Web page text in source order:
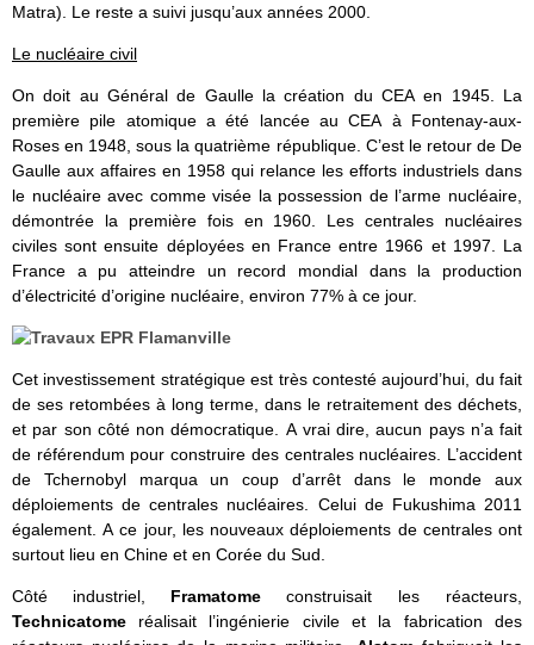
Matra). Le reste a suivi jusqu’aux années 2000.
Le nucléaire civil
On doit au Général de Gaulle la création du CEA en 1945. La
première pile atomique a été lancée au CEA à Fontenay-aux-
Roses en 1948, sous la quatrième république. C’est le retour de De
Gaulle aux affaires en 1958 qui relance les efforts industriels dans
le nucléaire avec comme visée la possession de l’arme nucléaire,
démontrée la première fois en 1960. Les centrales nucléaires
civiles sont ensuite déployées en France entre 1966 et 1997. La
France a pu atteindre un record mondial dans la production
d’électricité d’origine nucléaire, environ 77% à ce jour.
Cet investissement stratégique est très contesté aujourd’hui, du fait
de ses retombées à long terme, dans le retraitement des déchets,
et par son côté non démocratique. A vrai dire, aucun pays n’a fait
de référendum pour construire des centrales nucléaires. L’accident
de Tchernobyl marqua un coup d’arrêt dans le monde aux
déploiements de centrales nucléaires. Celui de Fukushima 2011
également. A ce jour, les nouveaux déploiements de centrales ont
surtout lieu en Chine et en Corée du Sud.
Côté industriel, Framatome construisait les réacteurs,
Technicatome réalisait l’ingénierie civile et la fabrication des